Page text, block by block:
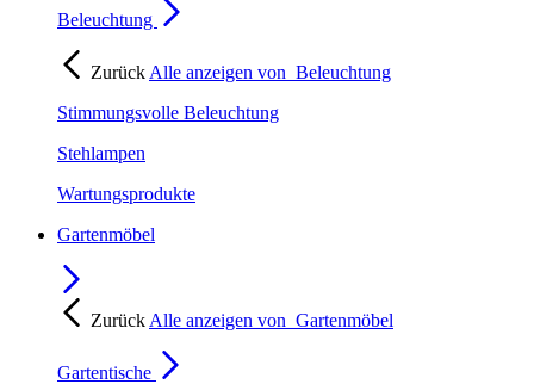
Beleuchtung
Zurück Alle anzeigen von Beleuchtung
Stimmungsvolle Beleuchtung
Stehlampen
Wartungsprodukte
Gartenmöbel
Zurück Alle anzeigen von Gartenmöbel
Gartentische